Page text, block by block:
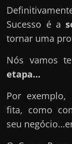
Sucesso é a
tornar uma
Nós vamos
etapa…
Por
fita, como
seu